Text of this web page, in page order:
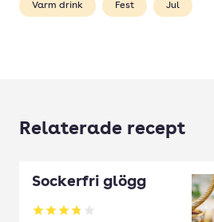
Varm drink Fest Jul
Relaterade recept
Sockerfri glögg
Betyg: 3.81 av 5